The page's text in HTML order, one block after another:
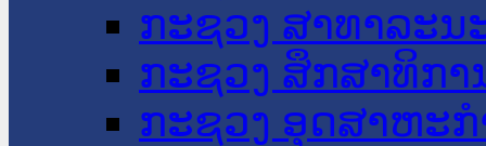
ກະຊວງ ສາທາລະນ
ກະຊວງ ສຶກສາທິກາ
ກະຊວງ ອຸດສາຫະ